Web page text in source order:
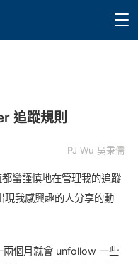
追蹤規則
PJ Wu 吳秉儒
蠻謹慎地在管理我的追蹤
我感興趣的人分享的動
兩個月就會 unfollow 一些